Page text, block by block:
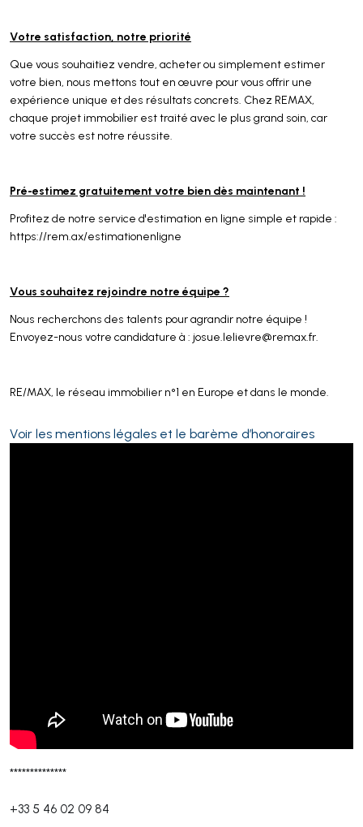
Votre satisfaction, notre priorité
Que vous souhaitiez vendre, acheter ou simplement estimer
votre bien, nous mettons tout en œuvre pour vous offrir une
expérience unique et des résultats concrets. Chez REMAX,
chaque projet immobilier est traité avec le plus grand soin, car
votre succès est notre réussite.
Pré-estimez gratuitement votre bien dès maintenant !
Profitez de notre service d'estimation en ligne simple et rapide :
https://rem.ax/estimationenligne
Vous souhaitez rejoindre notre équipe ?
Nous recherchons des talents pour agrandir notre équipe !
Envoyez-nous votre candidature à : josue.lelievre@remax.fr
RE/MAX, le réseau immobilier n°1 en Europe et dans le monde.
Voir les mentions légales et le barème d’honoraires
**************
+33 5 46 02 09 84